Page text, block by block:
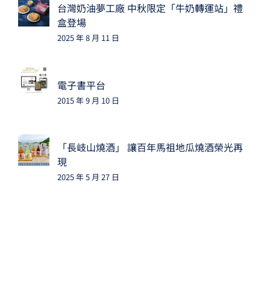
台灣奶油夢工廠 中秋限定「牛奶轉運站」禮
盒登場
2025 年 8 月 11 日
電子書平台
2015 年 9 月 10 日
「長岐山燒酒」 讓百年馬祖地瓜燒酒榮光再
現
2025 年 5 月 27 日